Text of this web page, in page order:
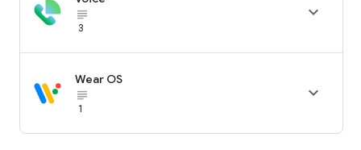
subject_black
3

Wear OS
subject_black
1
